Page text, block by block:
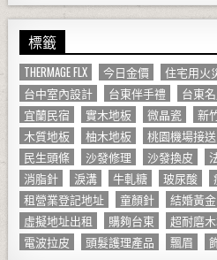
標籤
THERMAGE FLX 今日金價 住宅用火
台中室內設計
台東伴手禮 台東
宜蘭民宿
實木地板 微晶瓷 新
木質地板
柚木地板 桃園機場接送
民生頭條
沙發修理 沙發換皮
消脂針
淚溝 牛軋糖 玻尿酸
租營業登記地址
童顏針 結婚黃
虛擬地址出租
購夠台東 超耐磨
電波拉皮
頭髮護理產品 飄眉